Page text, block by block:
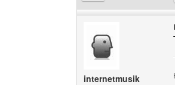
internetmusik